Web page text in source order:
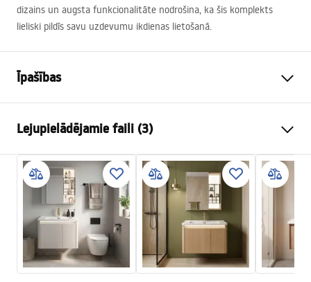
dizains un augsta funkcionalitāte nodrošina, ka šis komplekts
lieliski pildīs savu uzdevumu ikdienas lietošanā.
Īpašības
Uzstādīšanas veids
Materiāls
Santehnikas keramika,
Saplāksnis
Augstums
460
mm
Platums
mm
Dziļums
475
Lejupielādējamie faili (3)
Garantijas noteikumi
Warranty_Terms_and_Conditions_-_Furniture_-
_24.pdf
Montāžas instrukcija
manual.pdf